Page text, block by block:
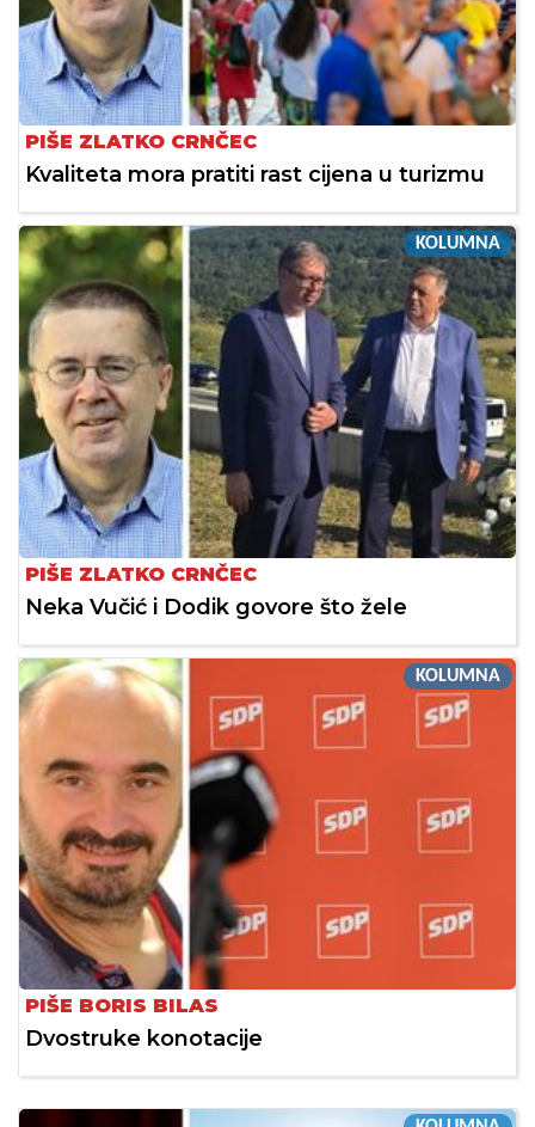
PIŠE ZLATKO CRNČEC
Kvaliteta mora pratiti rast cijena u turizmu
KOLUMNA
PIŠE ZLATKO CRNČEC
Neka Vučić i Dodik govore što žele
KOLUMNA
PIŠE BORIS BILAS
Dvostruke konotacije